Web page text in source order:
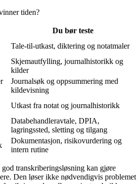
tiden?
Du bør teste
Tale-til-utkast, diktering og notatmaler
Skjemautfylling, journalhistorikk og
kilder
Journalsøk og oppsummering med
kildevisning
Utkast fra notat og journalhistorikk
Databehandleravtale, DPIA,
lagringssted, sletting og tilgang
Dokumentasjon, risikovurdering og
intern rutine
transkriberingsløsning kan gjøre
Den løser ikke nødvendigvis problemet